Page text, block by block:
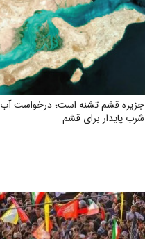
جزیره قشم تشنه است؛ درخواست آب
شرب پایدار برای قشم